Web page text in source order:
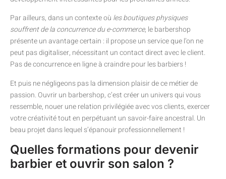
Par ailleurs, dans un contexte où les boutiques physiques
souffrent de la concurrence du e-commerce, le barbershop
présente un avantage certain : il propose un service que l’on ne
peut pas digitaliser, nécessitant un contact direct avec le client.
Pas de concurrence en ligne à craindre pour les barbiers !
Et puis ne négligeons pas la dimension plaisir de ce métier de
passion. Ouvrir un barbershop, c’est créer un univers qui vous
ressemble, nouer une relation privilégiée avec vos clients, exercer
votre créativité tout en perpétuant un savoir-faire ancestral. Un
beau projet dans lequel s’épanouir professionnellement !
Quelles formations pour devenir
barbier et ouvrir son salon ?